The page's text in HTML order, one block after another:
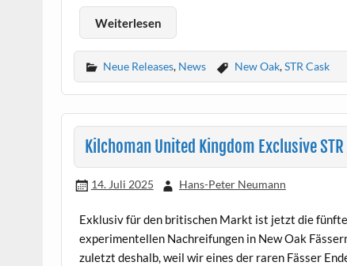
Weiterlesen
Neue Releases, News New Oak,STR Cask
Kilchoman United Kingdom Exclusive
14. Juli 2025 Hans-Peter Neumann
Exklusiv für den britischen Markt ist jetzt die
experimentellen Nachreifungen in New Oak
zuletzt deshalb, weil wir eines der raren Fässer